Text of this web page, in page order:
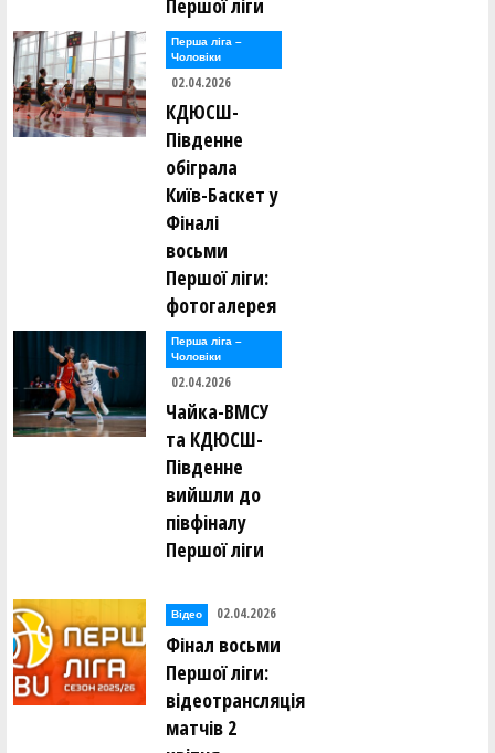
Першої ліги
Перша лiга –
Чоловiки
02.04.2026
КДЮСШ-
Південне
обіграла
Київ-Баскет у
Фіналі
восьми
Першої ліги:
фотогалерея
Перша лiга –
Чоловiки
02.04.2026
Чайка-ВМСУ
та КДЮСШ-
Південне
вийшли до
півфіналу
Першої ліги
Відео 02.04.2026
Фінал восьми
Першої ліги:
відеотрансляція
матчів 2